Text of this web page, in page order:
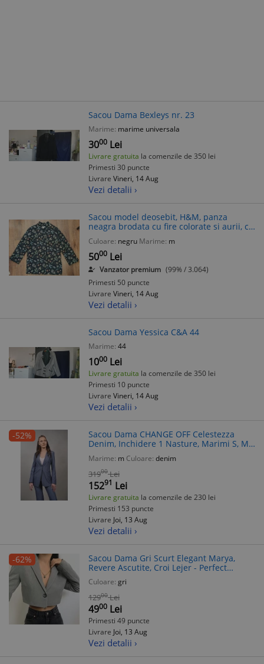
Sacou Dama Bexleys nr. 23
Marime: marime universala
3000 Lei
Livrare gratuita la comenzile de 350 lei
Primesti 30 puncte
Livrare Vineri, 14 Aug
Vezi detalii ›
Sacou model deosebit, H&M, panza
neagra brodata cu fire colorate si aurii, cu
copaci, coroana, stele, insecte, albine,
marime M
Culoare: negru Marime: m
5000 Lei
Vanzator premium (99% / 3.064)
Primesti 50 puncte
Livrare Vineri, 14 Aug
Vezi detalii ›
Sacou Dama Yessica C&A 44
Marime: 44
1000 Lei
Livrare gratuita la comenzile de 350 lei
Primesti 10 puncte
Livrare Vineri, 14 Aug
Vezi detalii ›
-52%
Sacou Dama CHANGE OFF Celestezza
Denim, Inchidere 1 Nasture, Marimi S, M,
Poliester Vascoza Elastan
Marime: m Culoare: denim
31900 Lei
15291 Lei
Livrare gratuita la comenzile de 230 lei
Primesti 153 puncte
Livrare Joi, 13 Aug
Vezi detalii ›
-62%
Sacou Dama Gri Scurt Elegant Marya,
Revere Ascutite, Croi Lejer - Perfect
Evenimente Speciale
Culoare: gri
12900 Lei
4900 Lei
Primesti 49 puncte
Livrare Joi, 13 Aug
Vezi detalii ›